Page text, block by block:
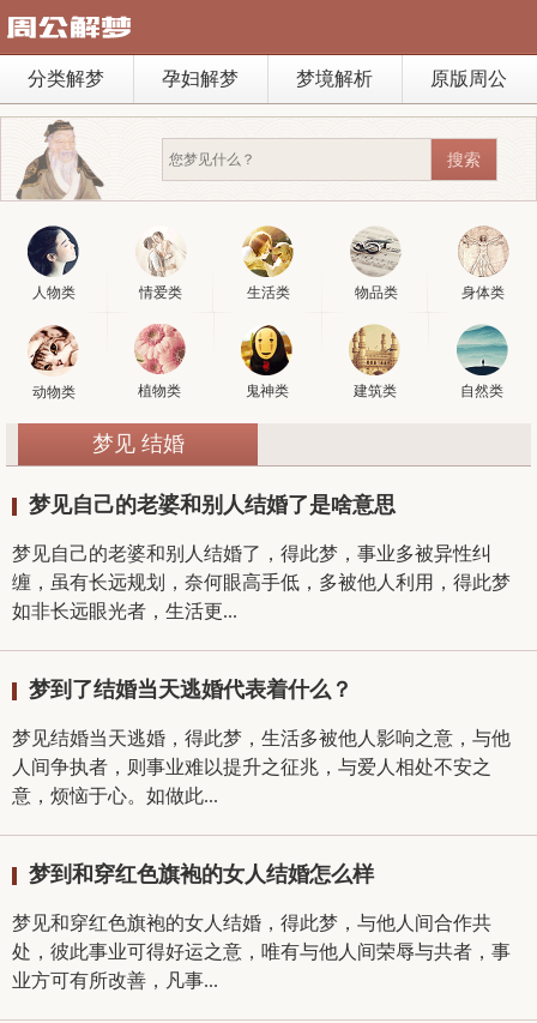
分类解梦 孕妇解梦 梦境解析 原版周公
人物类 情爱类 生活类 物品类 身体类
动物类 植物类 鬼神类 建筑类 自然类
梦见 结婚
梦见自己的老婆和别人结婚了是啥意思
梦见自己的老婆和别人结婚了，得此梦，事业多被异性纠
缠，虽有长远规划，奈何眼高手低，多被他人利用，得此梦
如非长远眼光者，生活更...
梦到了结婚当天逃婚代表着什么？
梦见结婚当天逃婚，得此梦，生活多被他人影响之意，与他
人间争执者，则事业难以提升之征兆，与爱人相处不安之
意，烦恼于心。如做此...
梦到和穿红色旗袍的女人结婚怎么样
梦见和穿红色旗袍的女人结婚，得此梦，与他人间合作共
处，彼此事业可得好运之意，唯有与他人间荣辱与共者，事
业方可有所改善，凡事...